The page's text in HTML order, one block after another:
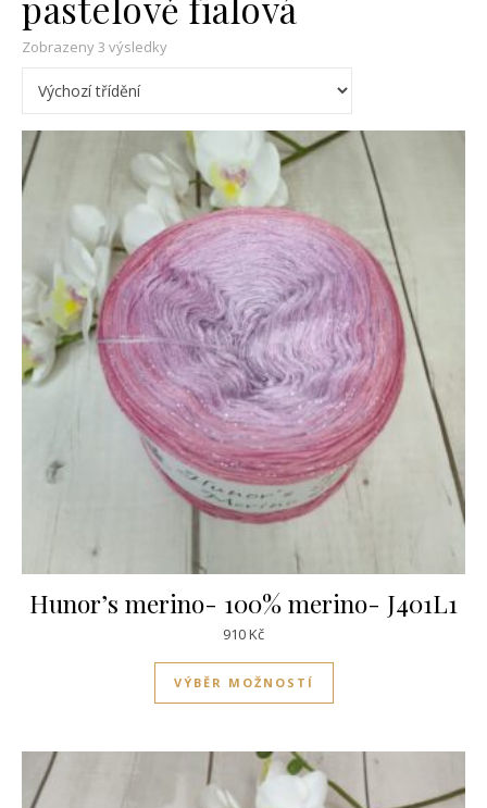
Zobrazeny 3 výsledky
Hunor’s merino- 100% merino- J401L1
910Kč
VÝBĚR MOŽNOSTÍ